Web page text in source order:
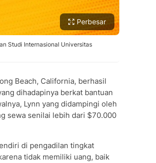
Perbesar
Studi Internasional Universitas
Beach, California, berhasil
dihadapinya berkat bantuan
Lynn yang didampingi oleh
sewa senilai lebih dari $70.000
di pengadilan tingkat
tidak memiliki uang, baik